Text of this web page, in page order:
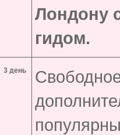
Лондону
гидом.
3 день